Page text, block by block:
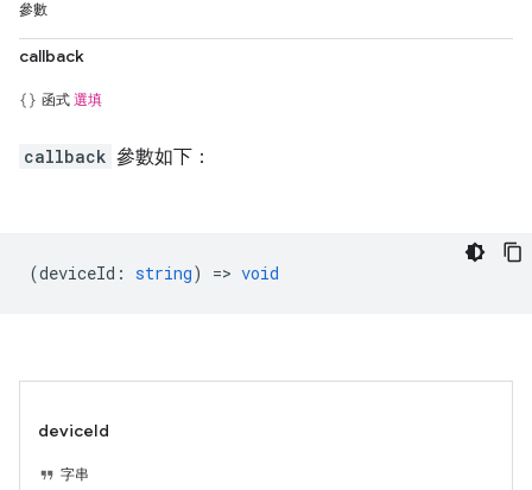
參數
callback
函式 選填
callback 參數如下：
(deviceId : string) => void
deviceId
字串